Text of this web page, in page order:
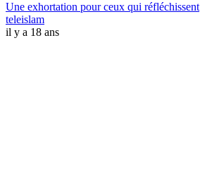
Une exhortation pour ceux qui réfléchissent
teleislam
il y a 18 ans